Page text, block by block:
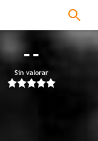
--
Sin valorar